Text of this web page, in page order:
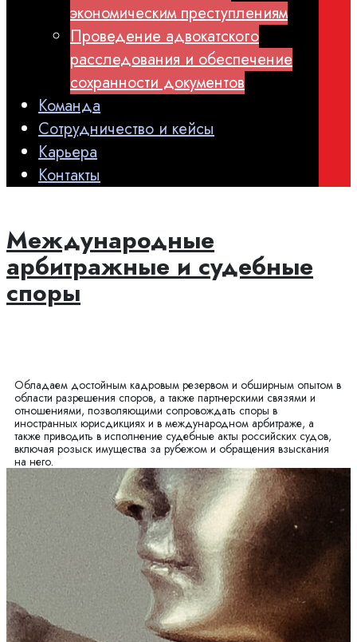
экономическим преступлениям
Проведение адвокатского
расследования и обеспечение
сохранности документов
Команда
Сотрудничество и кейсы
Карьера
Контакты
Международные
арбитражные и судебные
споры
Обладаем достойным кадровым резервом и обширным опытом в
области разрешения споров, а также партнерскими связями и
отношениями, позволяющими сопровождать споры в
иностранных юрисдикциях и в международном арбитраже, а
также приводить в исполнение судебные акты российских судов,
включая розыск имущества за рубежом и обращения взыскания
на него.